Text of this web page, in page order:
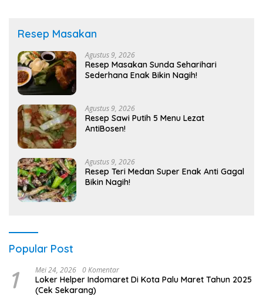
Resep Masakan
Agustus 9, 2026
Resep Masakan Sunda Seharihari
Sederhana Enak Bikin Nagih!
Agustus 9, 2026
Resep Sawi Putih 5 Menu Lezat
AntiBosen!
Agustus 9, 2026
Resep Teri Medan Super Enak Anti Gagal
Bikin Nagih!
Popular Post
1 Mei 24, 2026 0 Komentar
Loker Helper Indomaret Di Kota Palu Maret Tahun 2025
(Cek Sekarang)